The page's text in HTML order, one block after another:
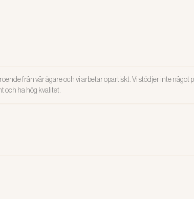
från vår ägare och vi arbetar opartiskt. Vi stödjer inte något
och ha hög kvalitet.